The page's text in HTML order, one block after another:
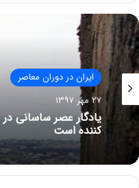
ایران در دوران معاصر
۲۷ مهر ۱۳۹۷
یادگار عصر ساسانی
کننده است
ایران در دوران معاصر
۲۳ تیر ۱۳۹۷